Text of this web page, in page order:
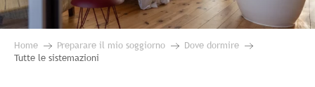
Home Preparare il mio soggiorno
Dove dormire
Tutte le sistemazioni